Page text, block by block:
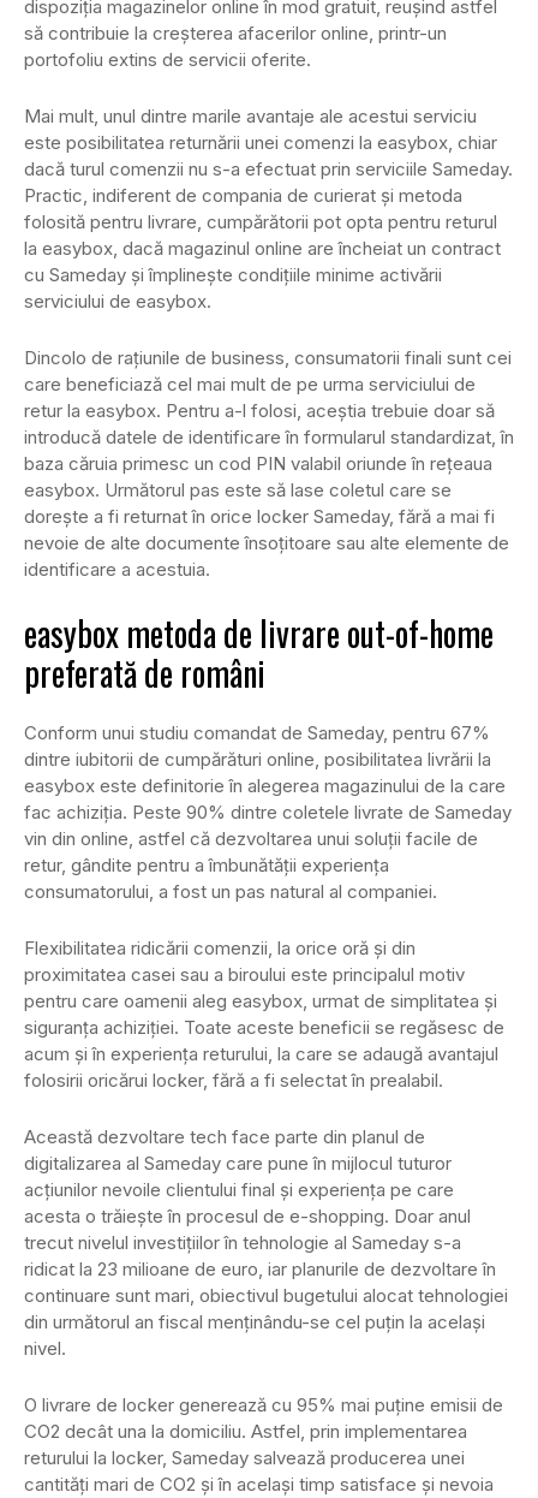
dispoziția magazinelor online în mod gratuit, reușind astfel
să contribuie la creșterea afacerilor online, printr-un
portofoliu extins de servicii oferite.
Mai mult, unul dintre marile avantaje ale acestui serviciu
este posibilitatea returnării unei comenzi la easybox, chiar
dacă turul comenzii nu s-a efectuat prin serviciile Sameday.
Practic, indiferent de compania de curierat și metoda
folosită pentru livrare, cumpărătorii pot opta pentru returul
la easybox, dacă magazinul online are încheiat un contract
cu Sameday și împlinește condițiile minime activării
serviciului de easybox.
Dincolo de rațiunile de business, consumatorii finali sunt cei
care beneficiază cel mai mult de pe urma serviciului de
retur la easybox. Pentru a-l folosi, aceștia trebuie doar să
introducă datele de identificare în formularul standardizat, în
baza căruia primesc un cod PIN valabil oriunde în rețeaua
easybox. Următorul pas este să lase coletul care se
dorește a fi returnat în orice locker Sameday, fără a mai fi
nevoie de alte documente însoțitoare sau alte elemente de
identificare a acestuia.
easybox metoda de livrare out-of-home
preferată de români
Conform unui studiu comandat de Sameday, pentru 67%
dintre iubitorii de cumpărături online, posibilitatea livrării la
easybox este definitorie în alegerea magazinului de la care
fac achiziția. Peste 90% dintre coletele livrate de Sameday
vin din online, astfel că dezvoltarea unui soluții facile de
retur, gândite pentru a îmbunătății experiența
consumatorului, a fost un pas natural al companiei.
Flexibilitatea ridicării comenzii, la orice oră și din
proximitatea casei sau a biroului este principalul motiv
pentru care oamenii aleg easybox, urmat de simplitatea și
siguranța achiziției. Toate aceste beneficii se regăsesc de
acum și în experiența returului, la care se adaugă avantajul
folosirii oricărui locker, fără a fi selectat în prealabil.
Această dezvoltare tech face parte din planul de
digitalizarea al Sameday care pune în mijlocul tuturor
acțiunilor nevoile clientului final și experiența pe care
acesta o trăiește în procesul de e-shopping. Doar anul
trecut nivelul investițiilor în tehnologie al Sameday s-a
ridicat la 23 milioane de euro, iar planurile de dezvoltare în
continuare sunt mari, obiectivul bugetului alocat tehnologiei
din următorul an fiscal menținându-se cel puțin la același
nivel.
O livrare de locker generează cu 95% mai puține emisii de
CO2 decât una la domiciliu. Astfel, prin implementarea
returului la locker, Sameday salvează producerea unei
cantități mari de CO2 și în același timp satisface și nevoia